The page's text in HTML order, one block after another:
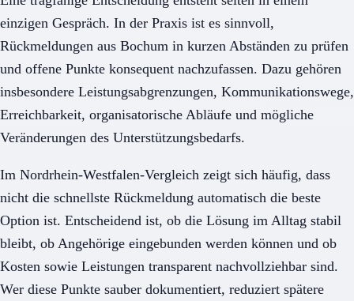
einzigen Gespräch. In der Praxis ist es sinnvoll,
Rückmeldungen aus Bochum in kurzen Abständen zu prüfen
und offene Punkte konsequent nachzufassen. Dazu gehören
insbesondere Leistungsabgrenzungen, Kommunikationswege,
Erreichbarkeit, organisatorische Abläufe und mögliche
Veränderungen des Unterstützungsbedarfs.
Im Nordrhein-Westfalen-Vergleich zeigt sich häufig, dass
nicht die schnellste Rückmeldung automatisch die beste
Option ist. Entscheidend ist, ob die Lösung im Alltag stabil
bleibt, ob Angehörige eingebunden werden können und ob
Kosten sowie Leistungen transparent nachvollziehbar sind.
Wer diese Punkte sauber dokumentiert, reduziert spätere